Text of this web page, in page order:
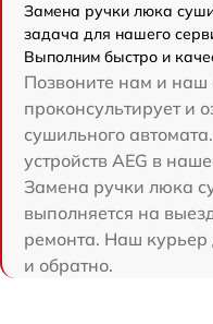
Замена ручки люка
задача для нашего
Выполним быстро и
Позвоните нам и наш
проконсультирует и
сушильного
устройств AEG в
Замена ручки люка
выполняется на
ремонта. Наш курьер
и обратно.